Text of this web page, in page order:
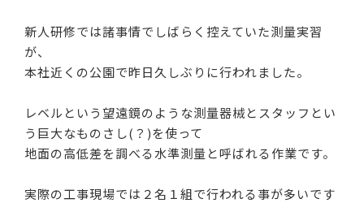
新人研修では諸事情でしばらく控えていた測量実習
が、
本社近くの公園で昨日久しぶりに行われました。
レベルという望遠鏡のような測量器械とスタッフとい
う巨大なものさし(？)を使って
地面の高低差を調べる水準測量と呼ばれる作業です。
実際の工事現場では２名１組で行われる事が多いです